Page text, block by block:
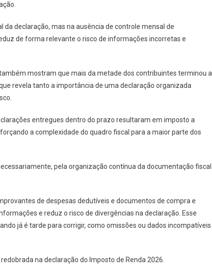
da declaração, mas na ausência de controle mensal de
de forma relevante o risco de informações incorretas e
mostram que mais da metade dos contribuintes terminou a
revela tanto a importância de uma declaração organizada
entregues dentro do prazo resultaram em imposto a
a complexidade do quadro fiscal para a maior parte dos
pela organização contínua da documentação fiscal
de despesas dedutíveis e documentos de compra e
e reduz o risco de divergências na declaração. Esse
já é tarde para corrigir, como omissões ou dados incompatíveis
na declaração do Imposto de Renda 2026.